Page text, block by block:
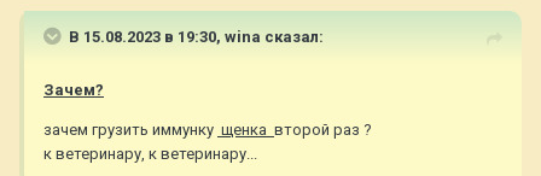
В 15.08.2023 в 19:30, wina сказал:
Зачем?
зачем грузить иммунку щенка второй раз ?
к ветеринару, к ветеринару...